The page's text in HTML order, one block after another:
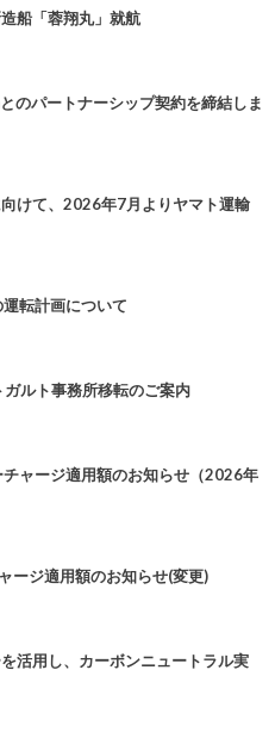
船「蓉翔丸」就航
のパートナーシップ契約を締結しま
けて、2026年7月よりヤマト運輸
転計画について
ルト事務所移転のご案内
ャージ適用額のお知らせ（2026年
ジ適用額のお知らせ(変更)
活用し、カーボンニュートラル実